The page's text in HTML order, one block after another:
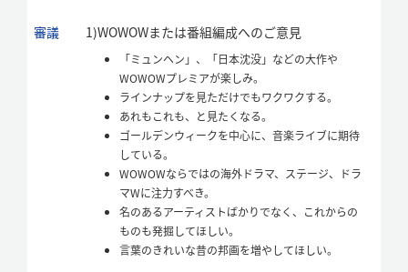
審議 1)WOWOWまたは番組編成へのご意見
「ミュンヘン」、「日本沈没」などの大作や
WOWOWプレミアが楽しみ。
ラインナップを見ただけでもワクワクする。
あれもこれも、と見たくなる。
ゴールデンウィークを中心に、音楽ライブに期待
している。
WOWOWならではの海外ドラマ、ステージ、ドラ
マWに注力すべき。
名のあるアーティストばかりでなく、これからの
ものも発掘してほしい。
言葉のきれいな昔の邦画を増やしてほしい。